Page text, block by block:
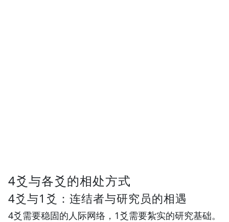
4爻与各爻的相处方式
4爻与1爻：连结者与研究员的相遇
4爻需要稳固的人际网络，1爻需要紮实的研究基础。